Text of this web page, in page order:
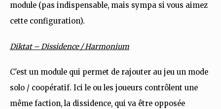
module (pas indispensable, mais sympa si vous aimez
cette configuration).
Diktat – Dissidence / Harmonium
C'est un module qui permet de rajouter au jeu un mode
solo / coopératif. Ici le ou les joueurs contrôlent une
même faction, la dissidence, qui va être opposée